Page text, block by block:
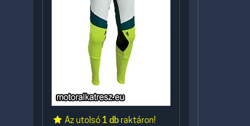
Az utolsó 1 db raktáron!